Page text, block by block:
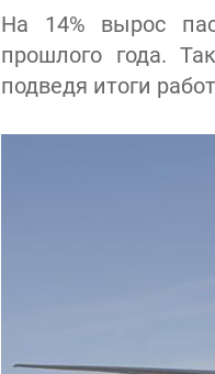
На 14% вырос
прошлого года.
подведя итоги